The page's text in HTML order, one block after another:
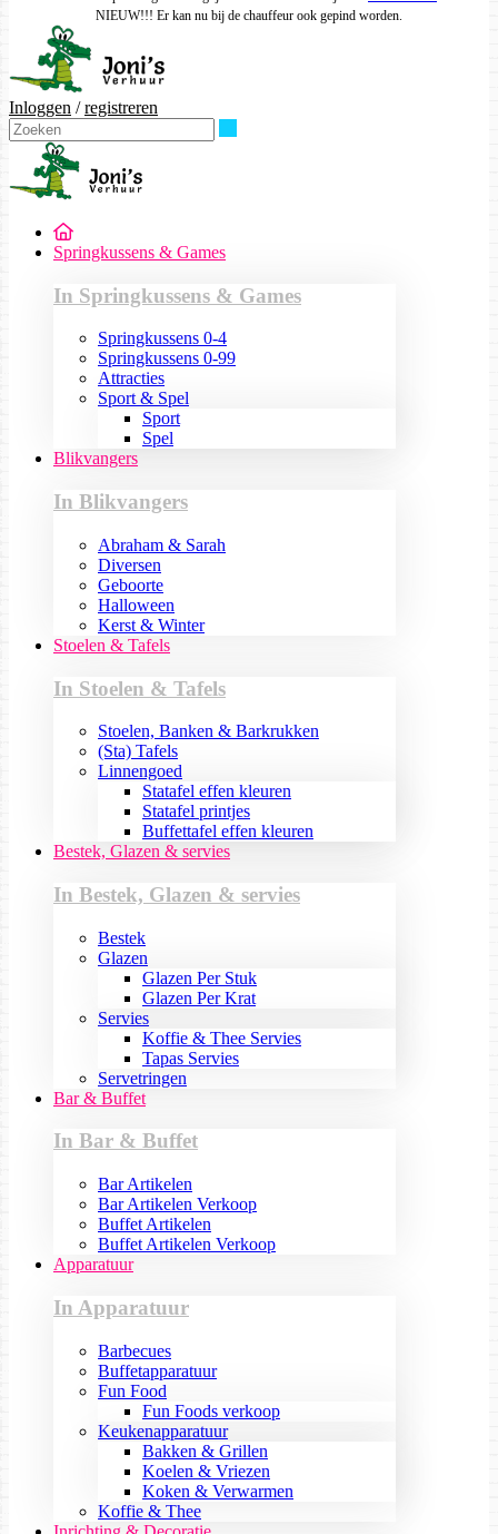
NIEUW!!! Er kan nu bij de chauffeur ook gepind worden.
Inloggen /registreren
Springkussens & Games
In Springkussens & Games
Springkussens 0-4
Springkussens 0-99
Attracties
Sport & Spel
Sport
Spel
Blikvangers
In Blikvangers
Abraham & Sarah
Diversen
Geboorte
Halloween
Kerst & Winter
Stoelen & Tafels
In Stoelen & Tafels
Stoelen, Banken & Barkrukken
(Sta) Tafels
Linnengoed
Statafel effen kleuren
Statafel printjes
Buffettafel effen kleuren
Bestek, Glazen & servies
In Bestek, Glazen & servies
Bestek
Glazen
Glazen Per Stuk
Glazen Per Krat
Servies
Koffie & Thee Servies
Tapas Servies
Servetringen
Bar & Buffet
In Bar & Buffet
Bar Artikelen
Bar Artikelen Verkoop
Buffet Artikelen
Buffet Artikelen Verkoop
Apparatuur
In Apparatuur
Barbecues
Buffetapparatuur
Fun Food
Fun Foods verkoop
Keukenapparatuur
Bakken & Grillen
Koelen & Vriezen
Koken & Verwarmen
Koffie & Thee